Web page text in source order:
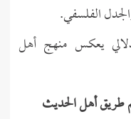
الفلسفي.
يعكس منهج أهل
أهل الحديث